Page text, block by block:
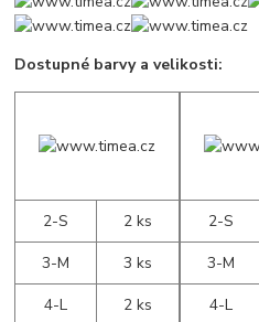
Dostupné barvy a velikosti:
2-S
2 ks
3-M
3 ks
4-L
2 ks
2-S
3-M
4-L